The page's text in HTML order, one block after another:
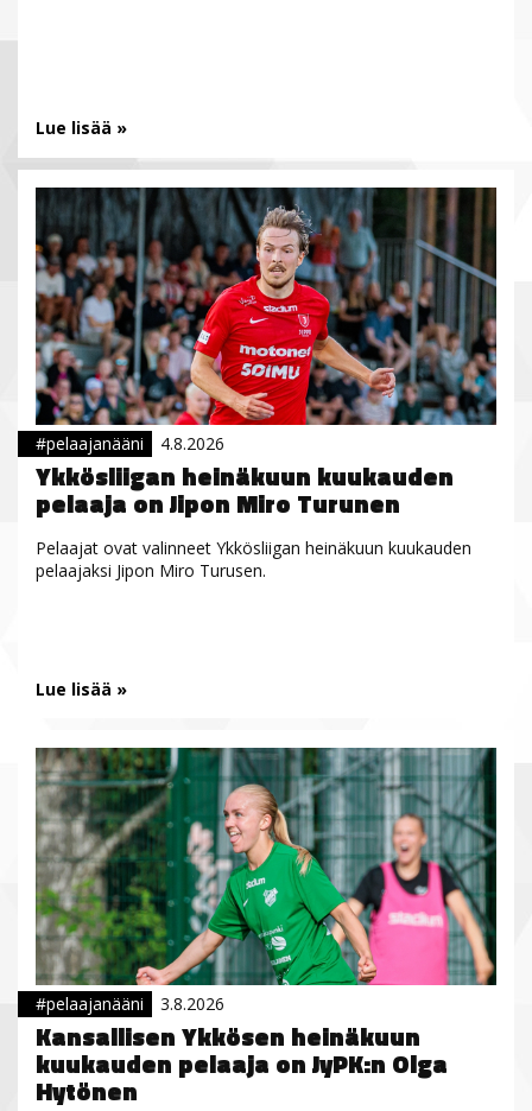
Lue lisää »
#pelaajanääni 4.8.2026
Ykkösliigan heinäkuun kuukauden
pelaaja on Jipon Miro Turunen
Pelaajat ovat valinneet Ykkösliigan heinäkuun kuukauden
pelaajaksi Jipon Miro Turusen.
Lue lisää »
#pelaajanääni 3.8.2026
Kansallisen Ykkösen heinäkuun
kuukauden pelaaja on JyPK:n Olga
Hytönen